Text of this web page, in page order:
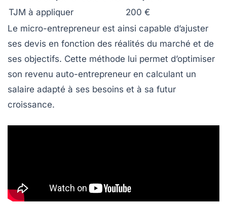
TJM à appliquer
200 €
Le micro-entrepreneur est ainsi capable d’ajuster
ses devis en fonction des réalités du marché et de
ses objectifs. Cette méthode lui permet d’optimiser
son revenu auto-entrepreneur en calculant un
salaire adapté à ses besoins et à sa futur
croissance.